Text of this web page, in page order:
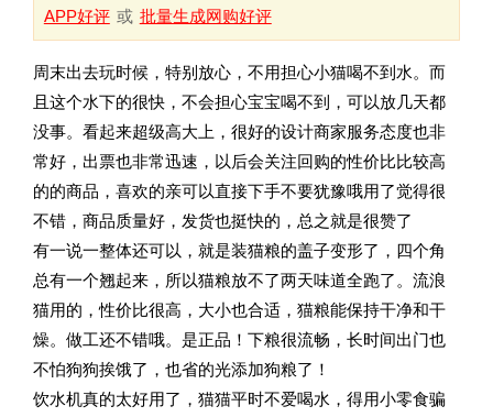
APP好评 或 批量生成网购好评
周末出去玩时候，特别放心，不用担心小猫喝不到水。而
且这个水下的很快，不会担心宝宝喝不到，可以放几天都
没事。看起来超级高大上，很好的设计商家服务态度也非
常好，出票也非常迅速，以后会关注回购的性价比比较高
的的商品，喜欢的亲可以直接下手不要犹豫哦用了觉得很
不错，商品质量好，发货也挺快的，总之就是很赞了
有一说一整体还可以，就是装猫粮的盖子变形了，四个角
总有一个翘起来，所以猫粮放不了两天味道全跑了。流浪
猫用的，性价比很高，大小也合适，猫粮能保持干净和干
燥。做工还不错哦。是正品！下粮很流畅，长时间出门也
不怕狗狗挨饿了，也省的光添加狗粮了！
饮水机真的太好用了，猫猫平时不爱喝水，得用小零食骗